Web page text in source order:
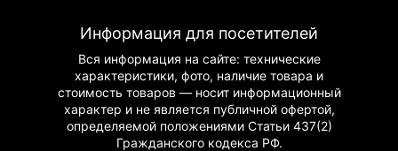
Информация для посетителей
Вся информация на сайте: технические
характеристики, фото, наличие товара и
стоимость товаров — носит информационный
характер и не является публичной офертой,
определяемой положениями Статьи 437(2)
Гражданскогокодекса РФ.